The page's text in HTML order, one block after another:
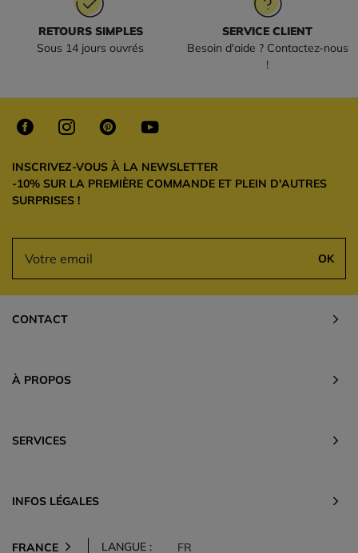
RETOURS SIMPLES
Sous 14 jours ouvrés
SERVICE CLIENT
Besoin d'aide ? Contactez-nous
!
INSCRIVEZ-VOUS À LA NEWSLETTER
-10% SUR LA PREMIÈRE COMMANDE ET PLEIN D'AUTRES
SURPRISES !
OK
CONTACT
À PROPOS
SERVICES
INFOS LÉGALES
FRANCE LANGUE : FR